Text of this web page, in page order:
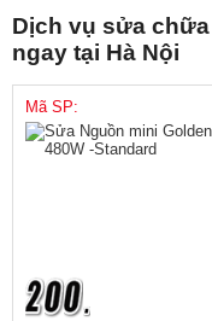
Dịch vụ sửa
ngay tại Hà Nội
Mã SP: